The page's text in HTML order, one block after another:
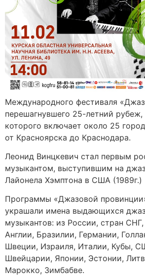
Международного фестиваля
перешагнувшего 25-летний рубеж,
которого включает около 25
от Красноярска до Краснодара.
Леонид Винцкевич стал первым
музыкантом, выступившим на
Лайонела Хэмптона в США (1989г.)
Программы «Джазовой
украшали имена выдающихся
музыкантов: из России, стран
Англии, Бразилии, Германии,
Швеции, Израиля, Италии, Кубы,
Швейцарии, Японии, Эстонии,
Марокко, Зимбабве.